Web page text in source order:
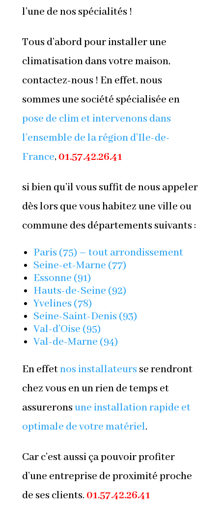
l’une de nos spécialités !
Tous d’abord pour installer une
climatisation dans votre maison,
contactez-nous ! En effet, nous
sommes une société spécialisée en
pose de clim et intervenons dans
l’ensemble de la région d’Ile-de-
France,01.57.42.26.41
si bien qu’il vous suffit de nous appeler
dès lors que vous habitez une ville ou
commune des départements suivants :
Paris (75) – tout arrondissement
Seine-et-Marne (77)
Essonne (91)
Hauts-de-Seine (92)
Yvelines (78)
Seine-Saint-Denis (93)
Val-d’Oise (95)
Val-de-Marne (94)
En effetnos installateursse rendront
chez vous en un rien de temps et
assureronsune installation rapide et
optimale de votre matériel.
Car c’est aussi ça pouvoir profiter
d’une entreprise de proximité proche
de ses clients. 01.57.42.26.41